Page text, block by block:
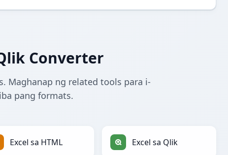
Converter
Maghanap ng related tools para i-
pang formats.
Excel sa HTML Excel sa Qlik